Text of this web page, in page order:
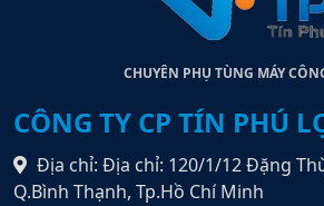
CHUYÊN PHỤ TÙNG MÁY
CÔNG TY CP TÍN PHÚ
Địa chỉ: Địa chỉ: 120/1/12 Đặng
Q.Bình Thạnh, Tp.Hồ Chí Minh